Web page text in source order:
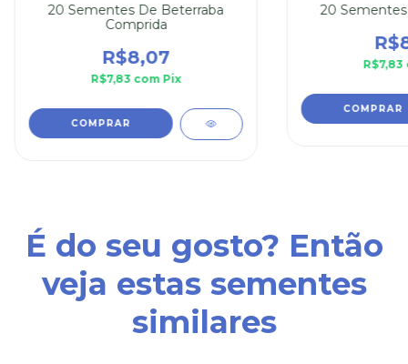
20 Sementes De Beterraba
Comprida
R$8,07
R$7,83 com Pix
20
R$7,83
É do seu gosto? Então
veja estas sementes
similares